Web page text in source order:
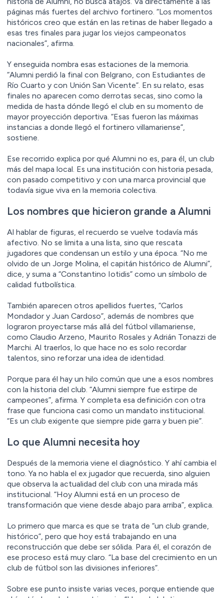
páginas más fuertes del archivo fortinero. “Los momentos
históricos creo que están en las retinas de haber llegado a
esas tres finales para jugar los viejos campeonatos
nacionales”, afirma.
Y enseguida nombra esas estaciones de la memoria.
“Alumni perdió la final con Belgrano, con Estudiantes de
Río Cuarto y con Unión San Vicente”. En su relato, esas
finales no aparecen como derrotas secas, sino como la
medida de hasta dónde llegó el club en su momento de
mayor proyección deportiva. “Esas fueron las máximas
instancias a donde llegó el fortinero villamariense”,
sostiene.
Ese recorrido explica por qué Alumni no es, para él, un club
más del mapa local. Es una institución con historia pesada,
con pasado competitivo y con una marca provincial que
todavía sigue viva en la memoria colectiva.
Los nombres que hicieron grande a Alumni
Al hablar de figuras, el recuerdo se vuelve todavía más
afectivo. No se limita a una lista, sino que rescata
jugadores que condensan un estilo y una época. “No me
olvido de un Jorge Molina, el capitán histórico de Alumni”,
dice, y suma a “Constantino Iotidis” como un símbolo de
calidad futbolística.
También aparecen otros apellidos fuertes, “Carlos
Mondador y Juan Cardoso”, además de nombres que
lograron proyectarse más allá del fútbol villamariense,
como Claudio Arzeno, Maurito Rosales y Adrián Tonazzi de
Marchi. Al traerlos, lo que hace no es solo recordar
talentos, sino reforzar una idea de identidad.
Porque para él hay un hilo común que une a esos nombres
con la historia del club. “Alumni siempre fue estirpe de
campeones”, afirma. Y completa esa definición con otra
frase que funciona casi como un mandato institucional.
“Es un club exigente que siempre pide garra y buen pie”.
Lo que Alumni necesita hoy
Después de la memoria viene el diagnóstico. Y ahí cambia el
tono. Ya no habla el ex jugador que recuerda, sino alguien
que observa la actualidad del club con una mirada más
institucional. “Hoy Alumni está en un proceso de
transformación que viene desde abajo para arriba”, explica.
Lo primero que marca es que se trata de “un club grande,
histórico”, pero que hoy está trabajando en una
reconstrucción que debe ser sólida. Para él, el corazón de
ese proceso está muy claro. “La base del crecimiento en un
club de fútbol son las divisiones inferiores”.
Sobre ese punto insiste varias veces, porque entiende que